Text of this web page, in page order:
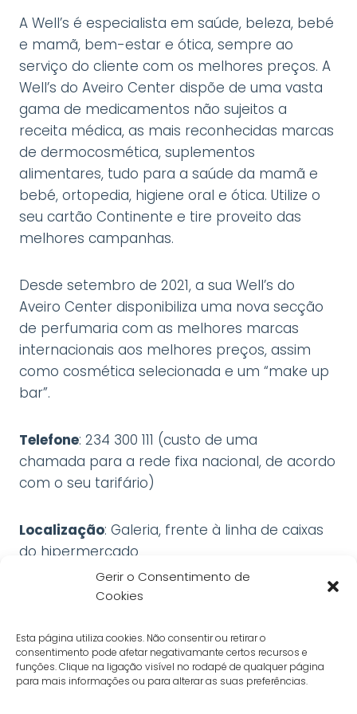
Gerir o Consentimento de
Cookies
Esta página utiliza cookies. Não consentir ou retirar o
consentimento pode afetar negativamante certos recursos e
funções. Clique na ligação visível no rodapé de qualquer página
para mais informações ou para alterar as suas preferências.
A Well’s é especialista em saúde, beleza, bebé
e mamã, bem-estar e ótica, sempre ao
serviço do cliente com os melhores preços. A
Well’s do Aveiro Center dispõe de uma vasta
gama de medicamentos não sujeitos a
receita médica, as mais reconhecidas marcas
de dermocosmética, suplementos
alimentares, tudo para a saúde da mamã e
bebé, ortopedia, higiene oral e ótica. Utilize o
seu cartão Continente e tire proveito das
melhores campanhas.
Desde setembro de 2021, a sua Well’s do
Aveiro Center disponibiliza uma nova secção
de perfumaria com as melhores marcas
internacionais aos melhores preços, assim
como cosmética selecionada e um “make up
bar”.
Telefone: 234 300 111 (custo de uma
chamada para a rede fixa nacional, de acordo
com o seu tarifário)
Localização: Galeria, frente à linha de caixas
do hipermercado
Livro de Reclamações Online
Política de Cookies